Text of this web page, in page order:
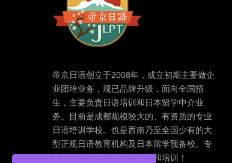
帝京日语创立于2008年，成立初期主要做企
业团培业务，现已品牌升级，面向全国招
生，主要负责日语培训和日本留学中介业
务。目前是成都规模较大的、有资质的专业
日语培训学校。也是西南乃至全国少有的大
型正规日语教育机构及日本留学预备校。专
业对接日本留学学生的学习和培训！